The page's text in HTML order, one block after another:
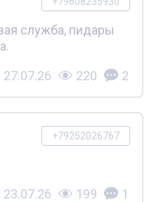
служба, пидары
27.07.26 220 2
+79252026767
23.07.26 199 1